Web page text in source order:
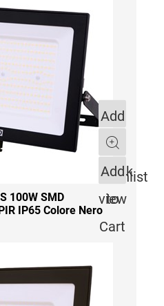
Add
to
Wishlist
Quick
view
Quantity
Add
to
Cart
100W SMD
IP65 Colore Nero